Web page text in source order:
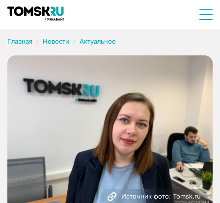
Главная Новости Актуальное
Источник фото: Tomsk.ru